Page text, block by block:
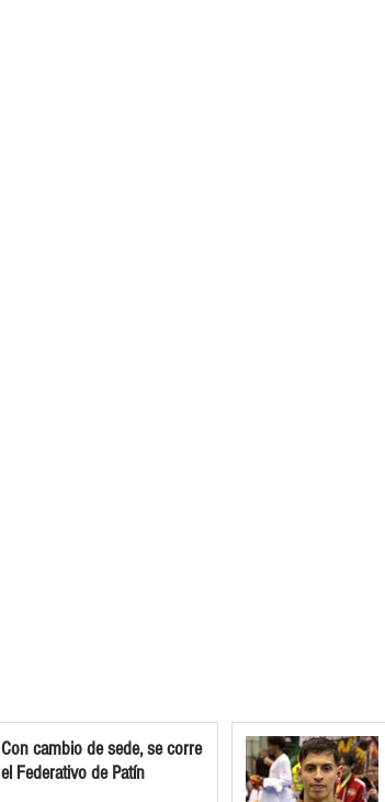
Con cambio de sede, se corre
el Federativo de Patín